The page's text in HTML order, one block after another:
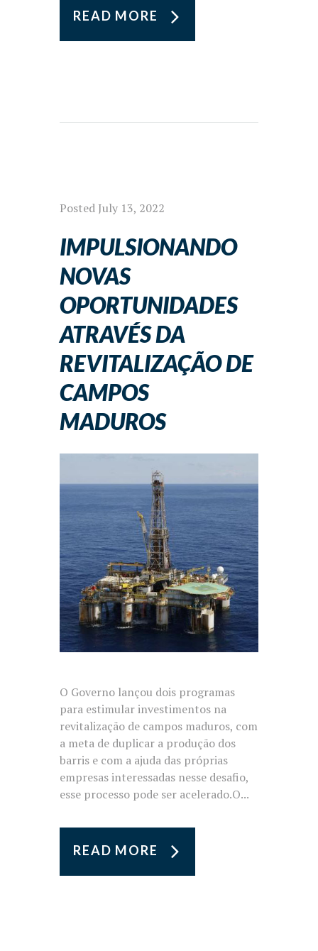
READ MORE
Posted July 13, 2022
IMPULSIONANDO
NOVAS
OPORTUNIDADES
ATRAVÉS DA
REVITALIZAÇÃO DE
CAMPOS
MADUROS
O Governo lançou dois programas
para estimular investimentos na
revitalização de campos maduros, com
a meta de duplicar a produção dos
barris e com a ajuda das próprias
empresas interessadas nesse desafio,
esse processo pode ser acelerado.O...
READ MORE